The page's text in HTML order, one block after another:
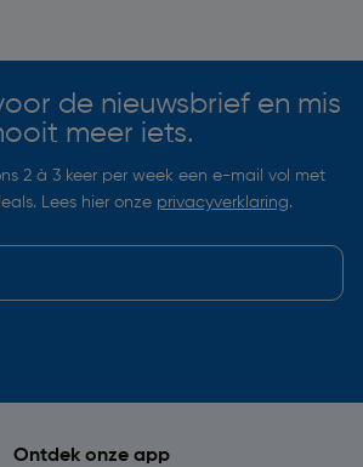
de nieuwsbrief en mis
meer iets.
2 à 3 keer per week een e-mail vol met
Lees hier onze privacyverklaring.
Ontdek onze app